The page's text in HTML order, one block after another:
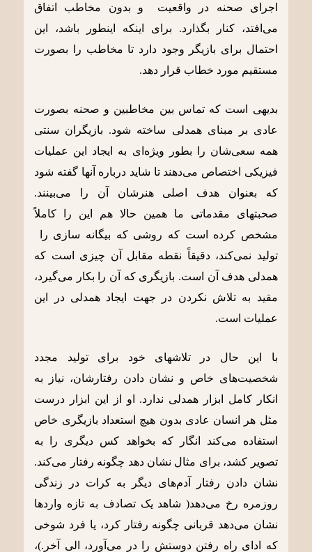
اجرای صحنه در واقعیت و بدون مخاطب اتفاق
می‌افتد، کنار بگذارد. برای اینکه اینطور باشد، این
احتمال برای بازیگر وجود دارد تا مخاطب را بصورت
مستقیم مورد خطاب قرار دهد.
بدیهی است که تماس بین مخاطبین و صحنه بصورت
عادی بر مبنای همدلی ساخته شود. بازیگران سنتی
همه سعی‌شان را بطور ویژه‌ای به ایجاد این عملیات
فیزیکی اختصاص می‌دهند تا شاید درباره آنها گفته شود
که بعنوان هدف اصلی هنرشان آن را می‌بینند.
صحبتهای مقدماتی ما همین حالا هم این را کاملاً
مشخص کرده است که روشی که بیگانه سازی را
تولید نمی‌کند، دقیقاً نقطه مقابل آن چیزی است که
همدلی هدف آن است. بازیگری که آن را بکار می‌گیرد،
مقید به تلاش نکردن در جهت ایجاد همدلی در این
عملیات است.
با این حال در تلاشهای خود برای تولید مجدد
شخصیت‌های خاص و نشان دادن رفتارشان، نیاز به
انکار کامل ابزار همدلی ندارد. او از این ابزار درست
مثل هر انسان عادی بدون هیچ استعداد بازیگری خاص
استفاده می‌کند انگار که بخواهد کس دیگری را به
تصویر کشد، برای مثال نشان دهد چگونه رفتار می‌کند.
نشان دادن رفتار آدم‌های دیگر به کرات در زندگی
روزمره رخ می‌دهد( شاهد یک تصادف به تازه واردها
نشان می‌دهد قربانی چگونه رفتار کرد، یا فرد شوخی
که ادای راه رفتن دوستش را در می‌آورد، الی آخر.)،